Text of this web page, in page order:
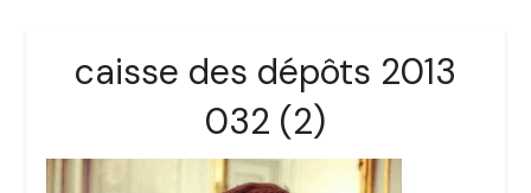
caisse des dépôts 2013
032 (2)